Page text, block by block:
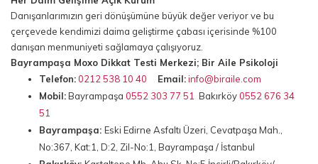
Danışanlarımızın geri dönüşümüne büyük değer veriyor ve bu
çerçevede kendimizi daima geliştirme çabası içerisinde %100
danışan menmuniyeti sağlamaya çalışıyoruz.
Bayrampaşa Moxo Dikkat Testi Merkezi; Bir Aile Psikoloji
Telefon:0212 538 10 40 Email:info@biraile.com
Mobil:Bayrampaşa 0552 303 77 51 Bakırköy0552 676 34
51
Bayrampaşa: Eski Edirne Asfaltı Üzeri, Cevatpaşa Mah.,
No:367, Kat:1, D:2, Zil-No:1, Bayrampaşa / İstanbul